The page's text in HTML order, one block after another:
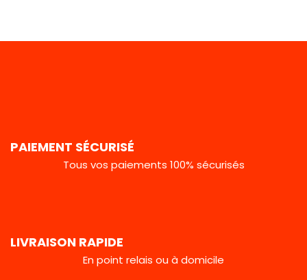
PAIEMENT SÉCURISÉ
Tous vos paiements 100% sécurisés
LIVRAISON RAPIDE
En point relais ou à domicile